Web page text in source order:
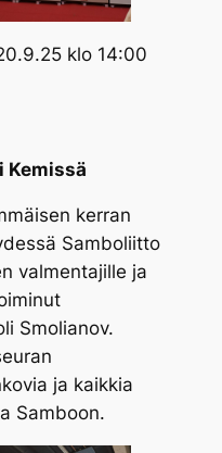
klo 14:00
Kemissä
kerran
Samboliitto
valmentajille ja
Smolianov.
ja kaikkia
Samboon.